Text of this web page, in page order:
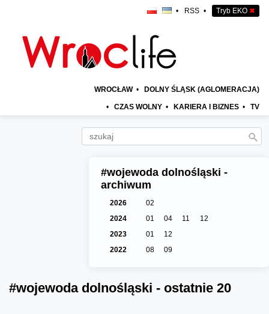
• RSS • Tryb EKO ✖
WROCŁAW • DOLNY ŚLĄSK (AGLOMERACJA)
• CZAS WOLNY • KARIERA I BIZNES • TV
#wojewoda dolnośląski -
archiwum
2026
02
2024
01 04 11
12
2023
01
12
2022
08 09
#wojewoda dolnośląski - ostatnie 20